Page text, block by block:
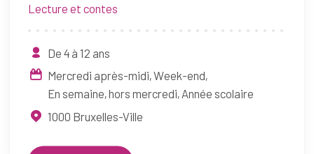
Lecture et contes
De 4 à 12 ans
Mercredi après-midi Week-end
En semaine, hors mercredi Année scolaire
1000 Bruxelles-Ville